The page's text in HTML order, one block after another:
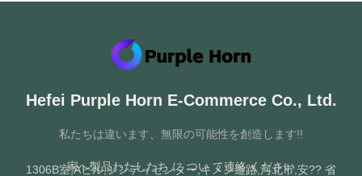
Hefei Purple Horn E-Commerce Co., Ltd.
私たちは違います、無限の可能性を創造します!!
家へ製品わたしたち に つい て連絡 ください
1306B室,Aビル,シンディセンター,キメン道路,河北市,安?? 省